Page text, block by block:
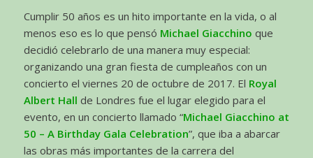
Cumplir 50 años es un hito importante en la vida, o al
menos eso es lo que pensó Michael Giacchino que
decidió celebrarlo de una manera muy especial:
organizando una gran fiesta de cumpleaños con un
concierto el viernes 20 de octubre de 2017. El Royal
Albert Hall de Londres fue el lugar elegido para el
evento, en un concierto llamado “Michael Giacchino at
50 – A Birthday Gala Celebration”, que iba a abarcar
las obras más importantes de la carrera del